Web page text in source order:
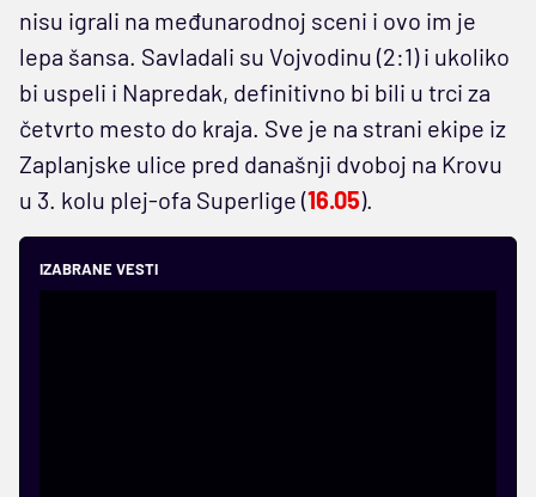
nisu igrali na međunarodnoj sceni i ovo im je
lepa šansa. Savladali su Vojvodinu (2:1) i ukoliko
bi uspeli i Napredak, definitivno bi bili u trci za
četvrto mesto do kraja. Sve je na strani ekipe iz
Zaplanjske ulice pred današnji dvoboj na Krovu
u 3. kolu plej-ofa Superlige (16.05).
IZABRANE VESTI